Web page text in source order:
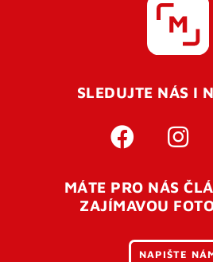
SLEDUJTE NÁS I
MÁTE PRO NÁS
ZAJÍMAVOU
NAPIŠTE